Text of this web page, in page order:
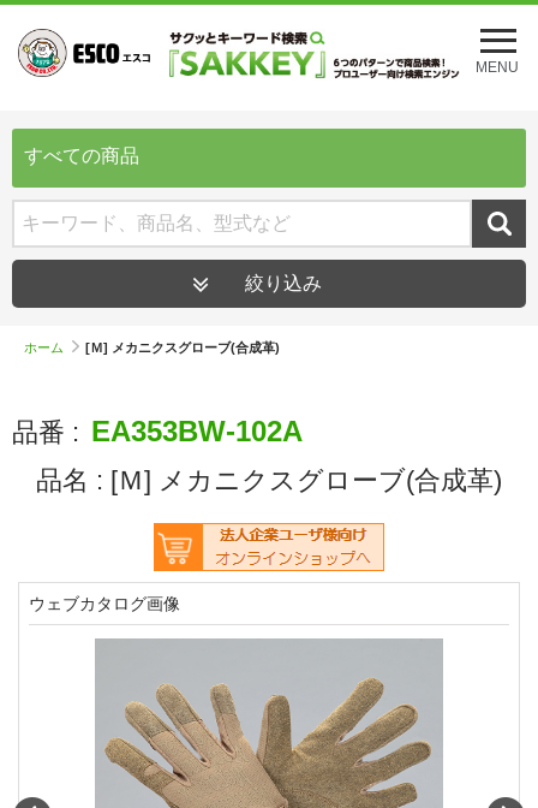
メ
ニ
ュ
を
MENU
すべての商品
絞り込み
ホーム [Ｍ] メカニクスグローブ(合成革)
品番 : EA353BW-102A
品名 : [Ｍ] メカニクスグローブ(合成革)
ウェブカタログ画像